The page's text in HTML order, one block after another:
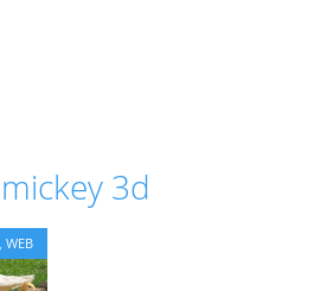
mickey 3d
,WEB